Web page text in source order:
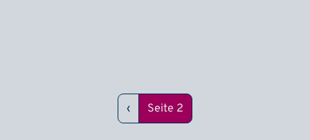
Seitennummerierung
Vorherige Seite
‹ Seite 2